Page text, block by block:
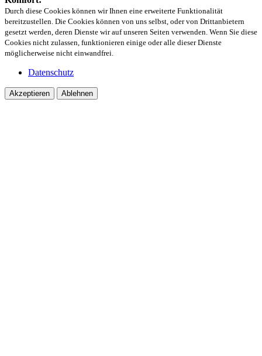
Durch diese Cookies können wir Ihnen eine erweiterte Funktionalität
bereitzustellen. Die Cookies können von uns selbst, oder von Drittanbietern
gesetzt werden, deren Dienste wir auf unseren Seiten verwenden. Wenn Sie diese
Cookies nicht zulassen, funktionieren einige oder alle dieser Dienste
möglicherweise nicht einwandfrei.
Datenschutz
Akzeptieren Ablehnen